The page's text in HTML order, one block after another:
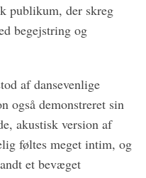
publikum, der skreg
begejstring og
af dansevenlige
også demonstreret sin
akustisk version af
føltes meget intim, og
et bevæget